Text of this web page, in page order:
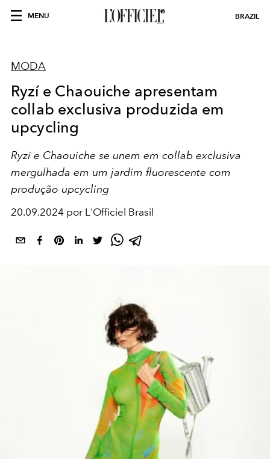
MENU BRAZIL
MODA
Ryzí e Chaouiche apresentam
collab exclusiva produzida em
upcycling
Ryzí e Chaouiche se unem em collab exclusiva
mergulhada em um jardim fluorescente com
produção upcycling
20.09.2024 por L'Officiel Brasil